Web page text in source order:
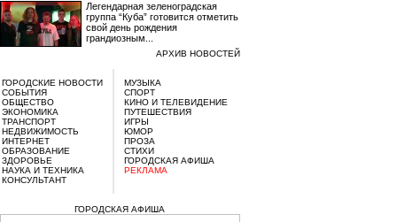
Легендарная зеленоградская
группа “Куба” готовится отметить
свой день рождения
грандиозным...
АРХИВ НОВОСТЕЙ
ГОРОДСКИЕ НОВОСТИ
СОБЫТИЯ
ОБЩЕСТВО
ЭКОНОМИКА
ТРАНСПОРТ
НЕДВИЖИМОСТЬ
ИНТЕРНЕТ
ОБРАЗОВАНИЕ
ЗДОРОВЬЕ
НАУКА И ТЕХНИКА
КОНСУЛЬТАНТ
МУЗЫКА
СПОРТ
КИНО И ТЕЛЕВИДЕНИЕ
ПУТЕШЕСТВИЯ
ИГРЫ
ЮМОР
ПРОЗА
СТИХИ
ГОРОДСКАЯ АФИША
РЕКЛАМА
ГОРОДСКАЯ АФИША